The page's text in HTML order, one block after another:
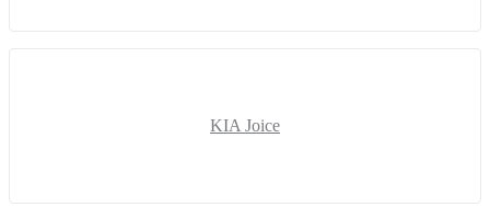
KIA Joice